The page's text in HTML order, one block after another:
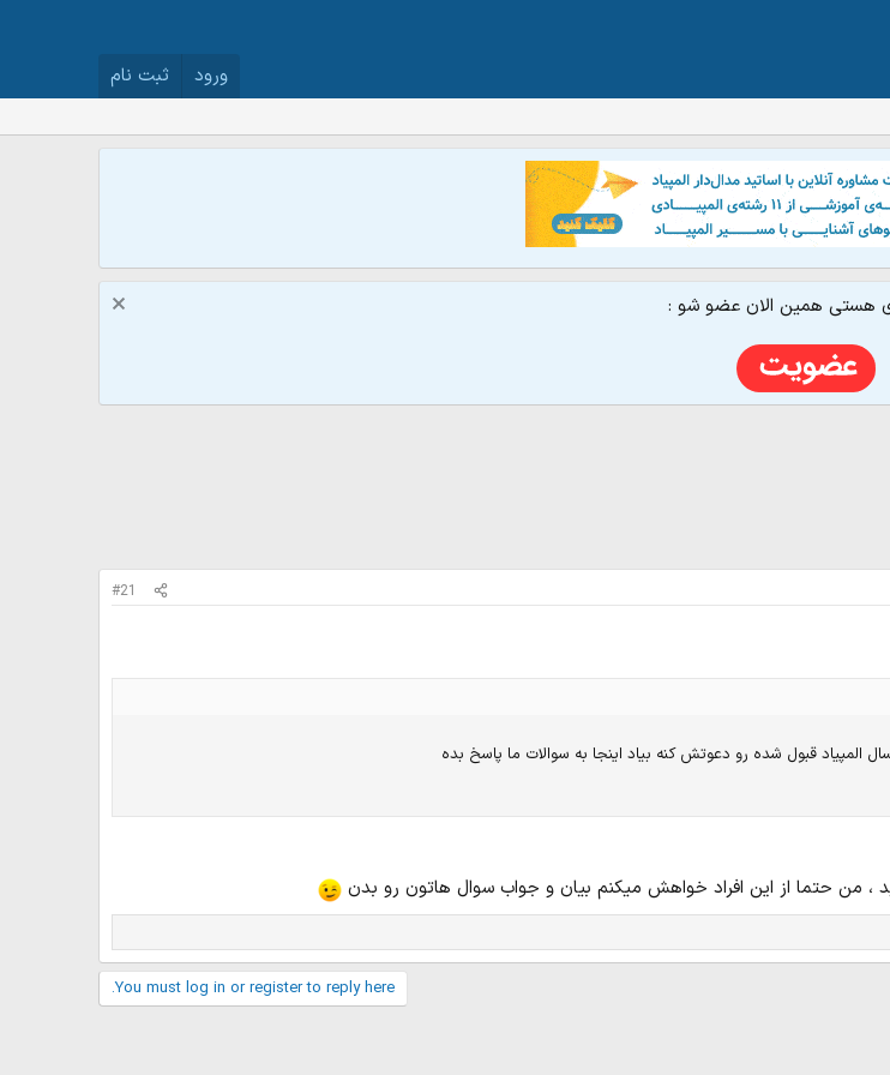
ورود ثبت نام
هستی همین الان عضو شو :
#21
قبول شده رو دعوتش کنه بیاد اینجا به سوالات ما پاسخ بده
، من حتما از این افراد خواهش میکنم بیان و جواب سوال هاتون رو بدن
You must log in or register to reply here.